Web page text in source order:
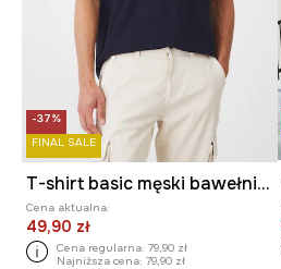
-37%
FINAL SALE
T-shirt basic męski bawełniany z elastanem
Cena aktualna:
49,90 zł
Cena regularna: 79,90 zł
Najniższa cena: 79,90 zł